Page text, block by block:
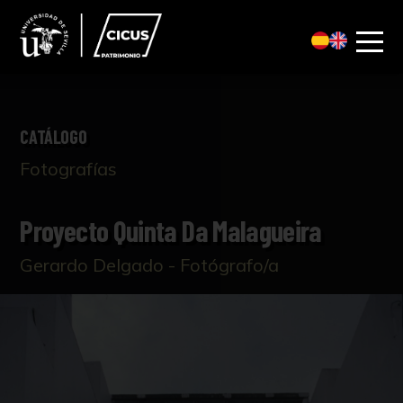
CATÁLOGO
Fotografías
Proyecto Quinta Da Malagueira
Gerardo Delgado - Fotógrafo/a